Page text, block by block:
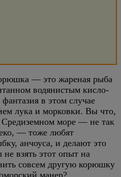
— это жареная рыба
водянистым кисло-
в этом случае
лука и морковки. Вы что,
море — не так
— тоже любят
анчоуса, и делают это
взять этот опыт на
совсем другую корюшку
манер?